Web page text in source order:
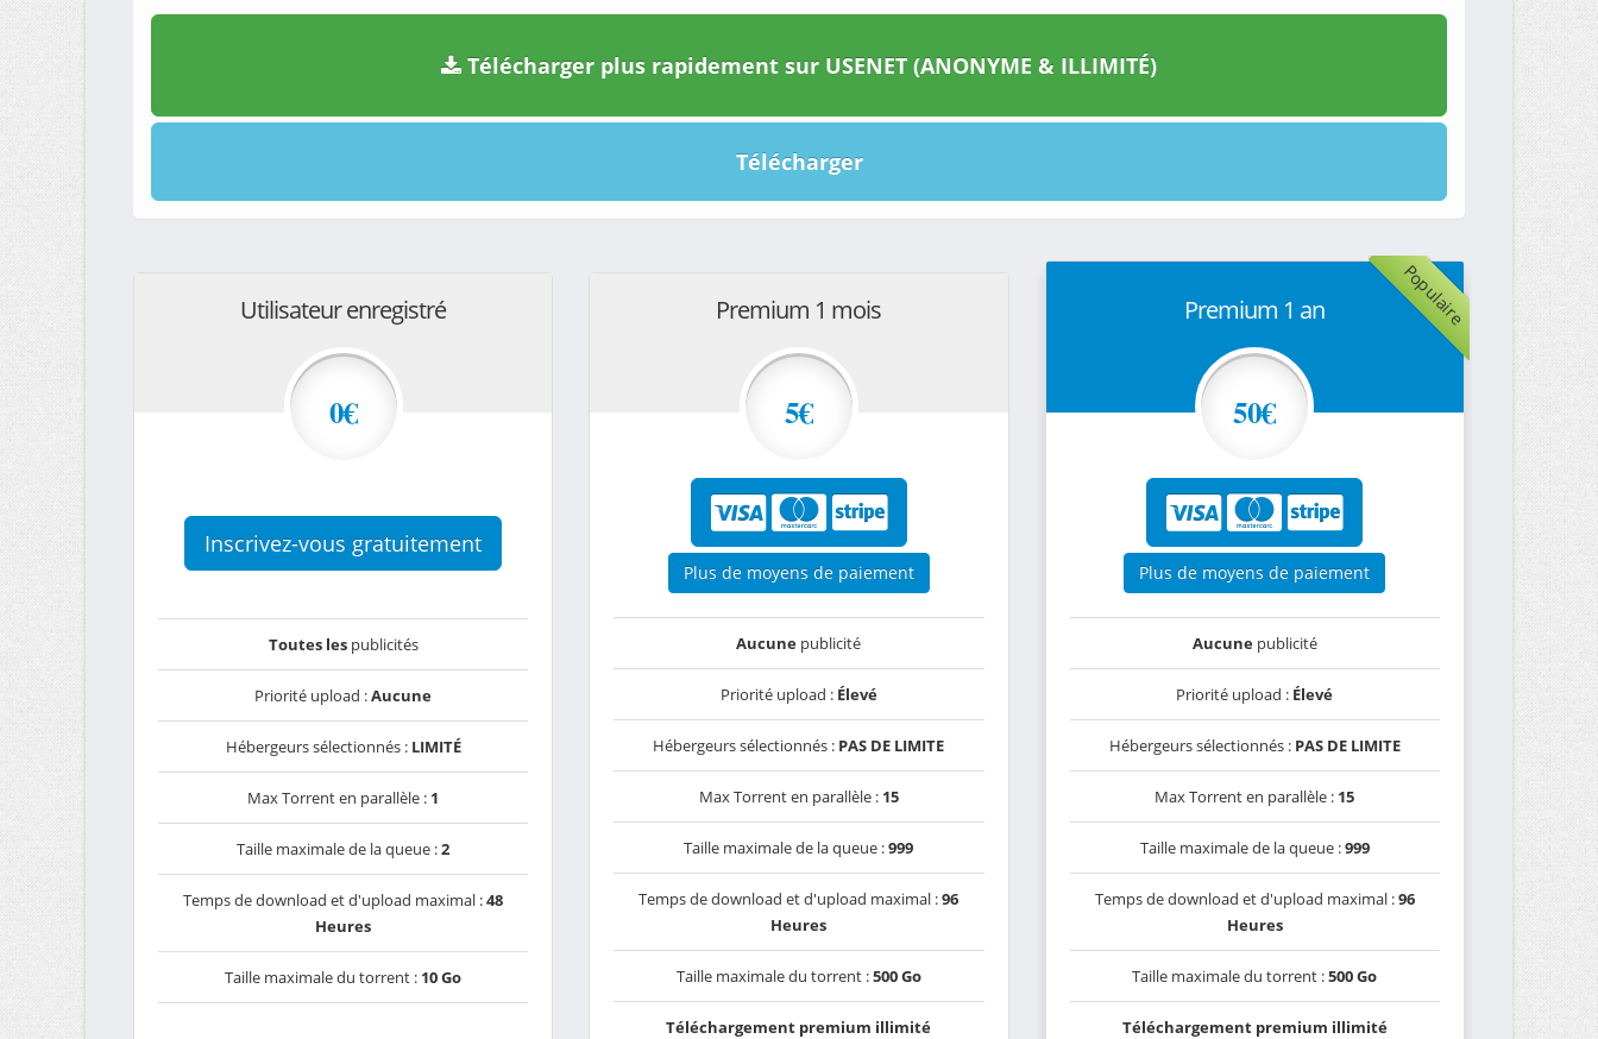
Télécharger plus rapidement sur USENET (ANONYME & ILLIMITÉ)
Télécharger
Utilisateur enregistré
0€
Inscrivez-vous gratuitement
Toutes lespublicités
Priorité upload :Aucune
Hébergeurs sélectionnés : LIMITÉ
Max Torrent en parallèle : 1
Taille maximale de la queue :2
Temps de download et d'upload maximal :48
Heures
Taille maximale du torrent : 10 Go
Premium 1 mois
5€
Plus de moyens de paiement
Aucune publicité
Priorité upload : Élevé
Hébergeurs sélectionnés : PAS DE LIMITE
Max Torrent en parallèle : 15
Taille maximale de la queue :999
Temps de download et d'upload maximal :96
Heures
Taille maximale du torrent :500 Go
Téléchargement premium illimité
Populaire
Premium 1 an
50€
Plus de moyens de paiement
Aucunepublicité
Priorité upload : Élevé
Hébergeurs sélectionnés : PAS DE LIMITE
Max Torrent en parallèle : 15
Taille maximale de la queue :999
Temps de download et d'upload maximal :96
Heures
Taille maximale du torrent :500 Go
Téléchargement premium illimité